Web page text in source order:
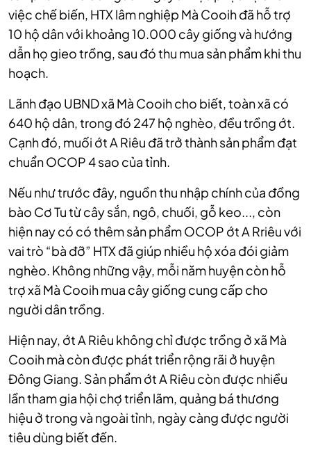
việc chế biến, HTX lâm nghiệp Mà Cooih đã hỗ trợ
10 hộ dân với khoảng 10.000 cây giống và hướng
dẫn họ gieo trồng, sau đó thu mua sản phẩm khi thu
hoạch.
Lãnh đạo UBND xã Mà Cooih cho biết, toàn xã có
640 hộ dân, trong đó 247 hộ nghèo, đều trồng ớt.
Cạnh đó, muối ớt A Riêu đã trở thành sản phẩm đạt
chuẩn OCOP 4 sao của tỉnh.
Nếu như trước đây, nguồn thu nhập chính của đồng
bào Cơ Tu từ cây sắn, ngô, chuối, gỗ keo..., còn
hiện nay có có thêm sản phẩm OCOP ớt A Rriêu với
vai trò “bà đỡ” HTX đã giúp nhiều hộ xóa đói giảm
nghèo. Không những vậy, mỗi năm huyện còn hỗ
trợ xã Mà Cooih mua cây giống cung cấp cho
người dân trồng.
Hiện nay, ớt A Riêu không chỉ được trồng ở xã Mà
Cooih mà còn được phát triển rộng rãi ở huyện
Đông Giang. Sản phẩm ớt A Riêu còn được nhiều
lần tham gia hội chợ triển lãm, quảng bá thương
hiệu ở trong và ngoài tỉnh, ngày càng được người
tiêu dùng biết đến.